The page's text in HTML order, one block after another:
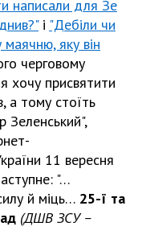
написали для Зе
і "Дебіли чи
яку він
черговому
хочу присвятити
а тому стоїть
11 вересня
"…
й міць… 25-ї та
(ДШВ ЗСУ –